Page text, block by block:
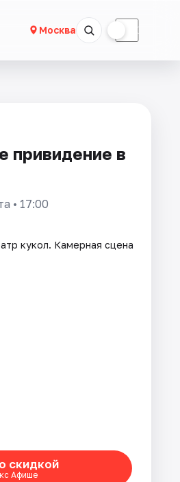
Москва ☾
привидение в
• 17:00
кукол. Камерная сцена
скидкой
Афише